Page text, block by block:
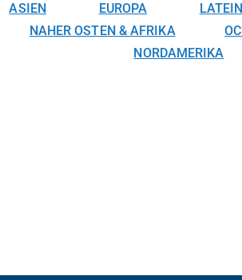
ASIEN EUROPA
NAHER OSTEN & AFRIKA
NORDAMERIKA